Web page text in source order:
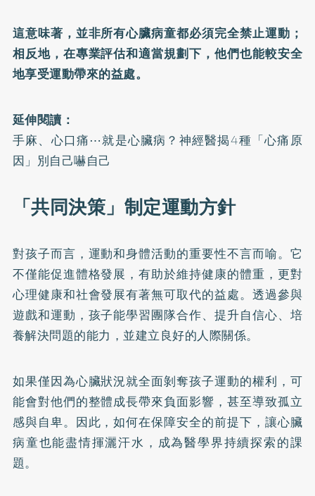
這意味著，並非所有心臟病童都必須完全禁止運動；
相反地，在專業評估和適當規劃下，他們也能較安全
地享受運動帶來的益處。
延伸閱讀：
手麻、心口痛⋯就是心臟病？神經醫揭4種「心痛原
因」別自己嚇自己
「共同決策」制定運動方針
對孩子而言，運動和身體活動的重要性不言而喻。它
不僅能促進體格發展，有助於維持健康的體重，更對
心理健康和社會發展有著無可取代的益處。透過參與
遊戲和運動，孩子能學習團隊合作、提升自信心、培
養解決問題的能力，並建立良好的人際關係。
如果僅因為心臟狀況就全面剝奪孩子運動的權利，可
能會對他們的整體成長帶來負面影響，甚至導致孤立
感與自卑。因此，如何在保障安全的前提下，讓心臟
病童也能盡情揮灑汗水，成為醫學界持續探索的課
題。